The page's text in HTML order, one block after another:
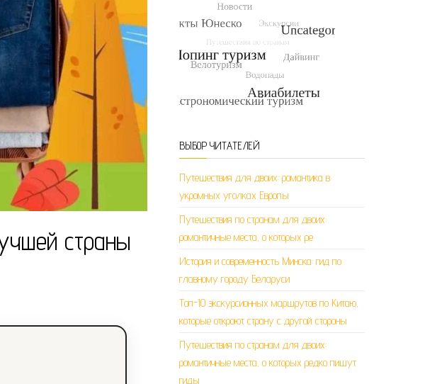
страны
ВЫБОР ЧИТАТЕЛЕЙ
Путешествия для двоих: романтика в
укромных уголках Европы
Путешествия по странам для двоих:
романтичные места, о которых ре
История и современность Минска: гид по
главному городу Беларуси
Топ-10 экскурсионных маршрутов по Китаю,
которые откроют страну с другой стороны
Путешествия по странам для двоих:
романтичные места, о которых редко пишут
гиды